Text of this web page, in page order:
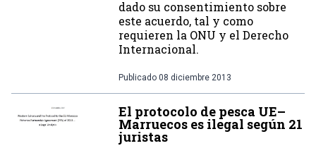
dado su consentimiento sobre
este acuerdo, tal y como
requieren la ONU y el Derecho
Internacional.
Publicado 08 diciembre 2013
El protocolo de pesca UE–
Marruecos es ilegal según 21
juristas